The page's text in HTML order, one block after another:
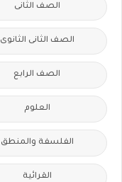
الصف الثانى
الصف الثانى الثانوى
الصف الرابع
العلوم
الفلسفة والمنطق
القرائية